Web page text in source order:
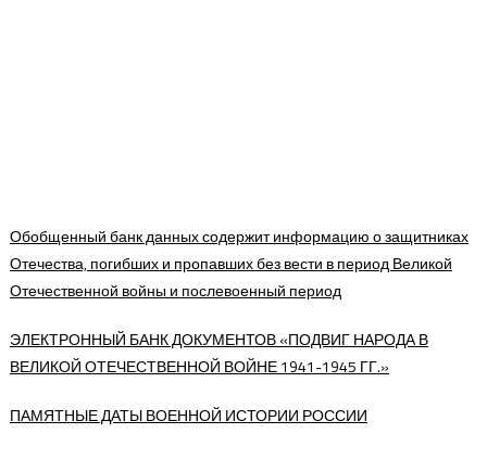
Обобщенный банк данных содержит информацию о защитниках
Отечества, погибших и пропавших без вести в период Великой
Отечественной войны и послевоенный период
ЭЛЕКТРОННЫЙ БАНК ДОКУМЕНТОВ «ПОДВИГ НАРОДА В
ВЕЛИКОЙ ОТЕЧЕСТВЕННОЙ ВОЙНЕ 1941-1945 ГГ.»
ПАМЯТНЫЕ ДАТЫ ВОЕННОЙ ИСТОРИИ РОССИИ